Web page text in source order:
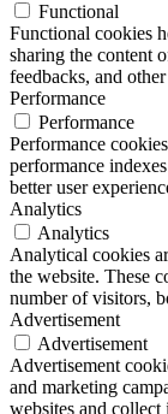
Functional
Functional cookies
sharing the content
feedbacks, and
Performance
Performance
Performance
performance
better user
Analytics
Analytics
Analytical cookies
the website. These
number of visitors,
Advertisement
Advertisement
Advertisement
and marketing
websites and